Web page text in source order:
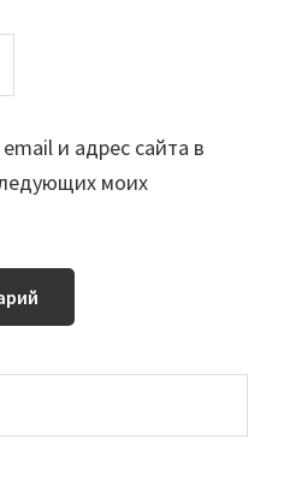
и адрес сайта в
моих